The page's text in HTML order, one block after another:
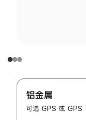
铝金属
可选 GPS 或 GPS